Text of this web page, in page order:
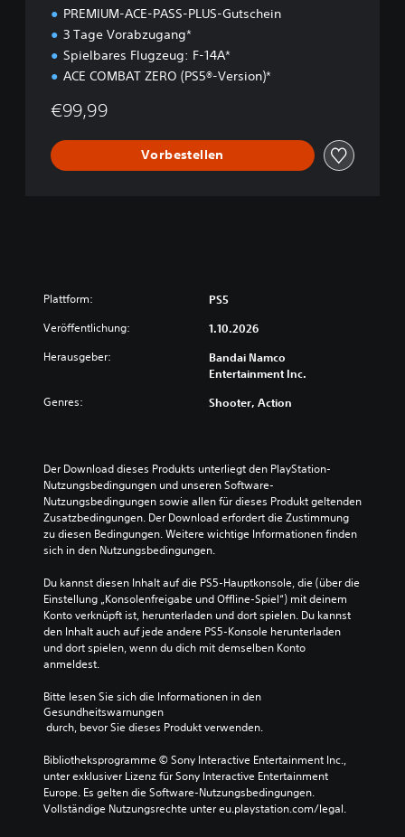
PREMIUM-ACE-PASS-PLUS-Gutschein
3 Tage Vorabzugang*
Spielbares Flugzeug: F-14A*
ACE COMBAT ZERO (PS5®-Version)*
€99,99
Vorbestellen
Plattform: PS5
Veröffentlichung: 1.10.2026
Herausgeber:
Bandai Namco
Entertainment Inc.
Genres: Shooter, Action
Der Download dieses Produkts unterliegt den PlayStation-
Nutzungsbedingungen und unseren Software-
Nutzungsbedingungen sowie allen für dieses Produkt geltenden
Zusatzbedingungen. Der Download erfordert die Zustimmung
zu diesen Bedingungen. Weitere wichtige Informationen finden
sich in den Nutzungsbedingungen.
Du kannst diesen Inhalt auf die PS5-Hauptkonsole, die (über die
Einstellung „Konsolenfreigabe und Offline-Spiel“) mit deinem
Konto verknüpft ist, herunterladen und dort spielen. Du kannst
den Inhalt auch auf jede andere PS5-Konsole herunterladen
und dort spielen, wenn du dich mit demselben Konto
anmeldest.
Bitte lesen Sie sich die Informationen in den
Gesundheitswarnungen
durch, bevor Sie dieses Produkt verwenden.
Bibliotheksprogramme © Sony Interactive Entertainment Inc.,
unter exklusiver Lizenz für Sony Interactive Entertainment
Europe. Es gelten die Software-Nutzungsbedingungen.
Vollständige Nutzungsrechte unter eu.playstation.com/legal.